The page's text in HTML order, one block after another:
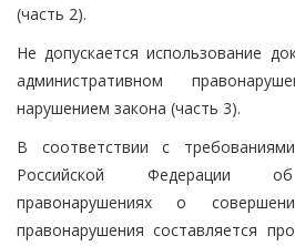
(часть 2).
Не допускается использование
административном
нарушением закона (часть 3).
В соответствии с
Российской Федерации об
правонарушениях о
правонарушения составляется